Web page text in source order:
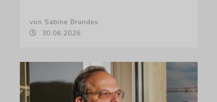
von Sabine Brandes
30.06.2026